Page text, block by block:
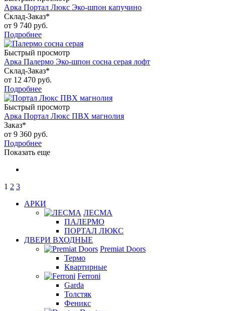
Арка Портал Люкс Эко-шпон капучино
Склад-Заказ*
от 9 740 руб.
Подробнее
Быстрый просмотр
Арка Палермо Эко-шпон сосна серая лофт
Склад-Заказ*
от 12 470 руб.
Подробнее
Быстрый просмотр
Арка Портал Люкс ПВХ магнолия
Заказ*
от 9 360 руб.
Подробнее
Показать еще
1 2 3
АРКИ
ЛЕСМА
ПАЛЕРМО
ПОРТАЛ ЛЮКС
ДВЕРИ ВХОДНЫЕ
Premiat Doors
Термо
Квартирные
Ferroni
Garda
Толстяк
Феникс